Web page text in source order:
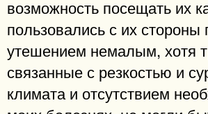
возможность посещать их
пользовались с их стороны
утешением немалым, хотя
связанные с резкостью и
климата и отсутствием